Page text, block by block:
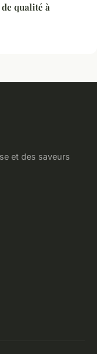
qualité à
et des saveurs